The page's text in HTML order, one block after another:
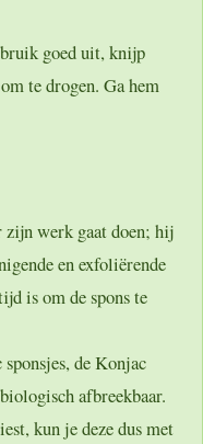
goed uit, knijp
te drogen. Ga hem
zijn werk gaat doen; hij
en exfoliërende
is om de spons te
de Konjac
afbreekbaar.
kun je deze dus met